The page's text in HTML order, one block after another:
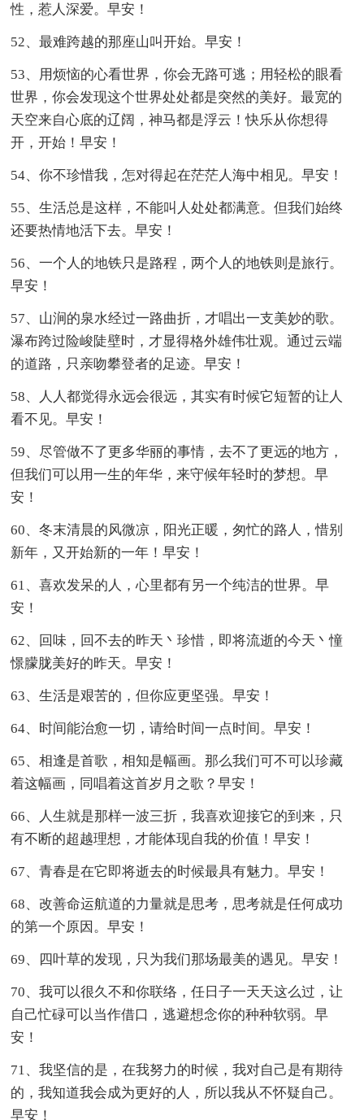
性，惹人深爱。早安！
52、最难跨越的那座山叫开始。早安！
53、用烦恼的心看世界，你会无路可逃；用轻松的眼看
世界，你会发现这个世界处处都是突然的美好。最宽的
天空来自心底的辽阔，神马都是浮云！快乐从你想得
开，开始！早安！
54、你不珍惜我，怎对得起在茫茫人海中相见。早安！
55、生活总是这样，不能叫人处处都满意。但我们始终
还要热情地活下去。早安！
56、一个人的地铁只是路程，两个人的地铁则是旅行。
早安！
57、山涧的泉水经过一路曲折，才唱出一支美妙的歌。
瀑布跨过险峻陡壁时，才显得格外雄伟壮观。通过云端
的道路，只亲吻攀登者的足迹。早安！
58、人人都觉得永远会很远，其实有时候它短暂的让人
看不见。早安！
59、尽管做不了更多华丽的事情，去不了更远的地方，
但我们可以用一生的年华，来守候年轻时的梦想。早
安！
60、冬末清晨的风微凉，阳光正暖，匆忙的路人，惜别
新年，又开始新的一年！早安！
61、喜欢发呆的人，心里都有另一个纯洁的世界。早
安！
62、回味，回不去的昨天丶珍惜，即将流逝的今天丶憧
憬朦胧美好的昨天。早安！
63、生活是艰苦的，但你应更坚强。早安！
64、时间能治愈一切，请给时间一点时间。早安！
65、相逢是首歌，相知是幅画。那么我们可不可以珍藏
着这幅画，同唱着这首岁月之歌？早安！
66、人生就是那样一波三折，我喜欢迎接它的到来，只
有不断的超越理想，才能体现自我的价值！早安！
67、青春是在它即将逝去的时候最具有魅力。早安！
68、改善命运航道的力量就是思考，思考就是任何成功
的第一个原因。早安！
69、四叶草的发现，只为我们那场最美的遇见。早安！
70、我可以很久不和你联络，任日子一天天这么过，让
自己忙碌可以当作借口，逃避想念你的种种软弱。早
安！
71、我坚信的是，在我努力的时候，我对自己是有期待
的，我知道我会成为更好的人，所以我从不怀疑自己。
早安！